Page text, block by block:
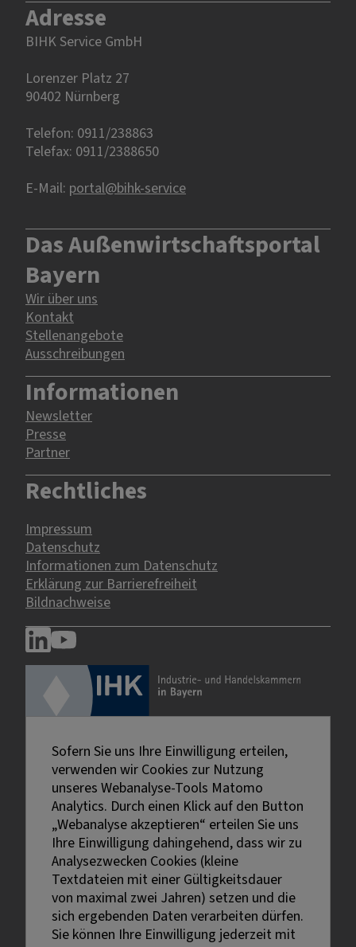
Adresse
BIHK Service GmbH
Lorenzer Platz 27
90402 Nürnberg‎‎
Telefon: 0911/238863
Telefax: 0911/2388650
E-Mail: portal@bihk-service
Das Außenwirtschaftsportal
Bayern
Wir über uns
Kontakt
Stellenangebote
Ausschreibungen
Informationen
Newsletter
Presse
Partner
Rechtliches
Impressum
Datenschutz
Informationen zum Datenschutz
Erklärung zur Barrierefreiheit
Bildnachweise
Externe Links sind mit dem Symbol
Sofern Sie uns Ihre Einwilligung erteilen,
verwenden wir Cookies zur Nutzung
unseres Webanalyse-Tools Matomo
Analytics. Durch einen Klick auf den Button
„Webanalyse akzeptieren“ erteilen Sie uns
Ihre Einwilligung dahingehend, dass wir zu
Analysezwecken Cookies (kleine
Textdateien mit einer Gültigkeitsdauer
von maximal zwei Jahren) setzen und die
sich ergebenden Daten verarbeiten dürfen.
Sie können Ihre Einwilligung jederzeit mit